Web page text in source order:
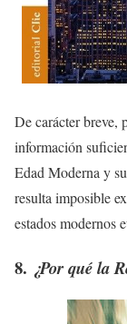
De carácter breve,
información
Edad Moderna y
resulta imposible
estados modernos
8. ¿Por qué la